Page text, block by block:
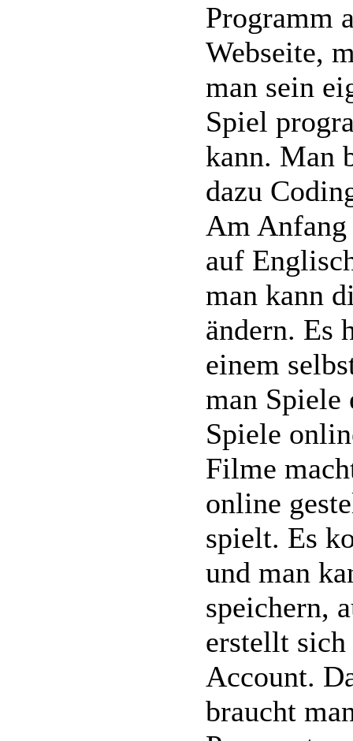
Programm
Webseite,
man sein
Spiel
kann. Man
dazu
Am
auf
man kann
ändern. Es
einem
man Spiele
Spiele
Filme
online
spielt. Es
und man
speichern,
erstellt sich
Account.
braucht